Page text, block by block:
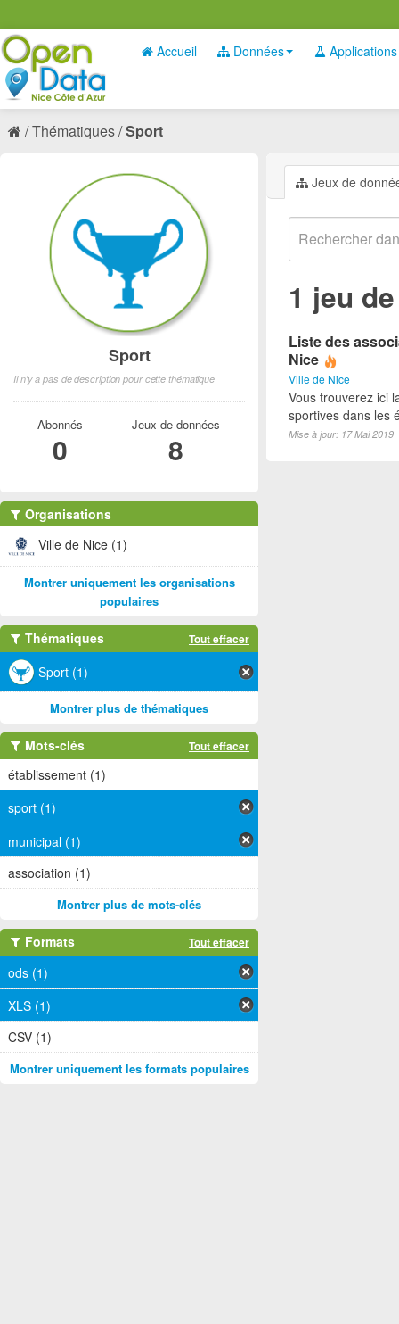
Accueil Données Applications
Thématiques Sport
Jeux de
1 jeu
Liste des
Nice
Ville de Nice
Vous trouverez ici
sportives dans les
Mise à jour: 17 Mai 2019
Sport
Il n'y a pas de description pour cette thématique
Abonnés
0
Jeux de données
8
Organisations
Ville de Nice (1)
Montrer uniquement les organisations
populaires
Thématiques Tout effacer
Sport (1)
Montrer plus de thématiques
Mots-clés Tout effacer
établissement (1)
sport (1)
municipal (1)
association (1)
Montrer plus de mots-clés
Formats Tout effacer
ods (1)
XLS (1)
CSV (1)
Montrer uniquement les formats populaires